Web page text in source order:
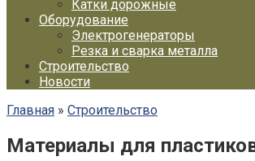
Катки дорожные
Оборудование
Электрогенераторы
Резка и сварка металла
Строительство
Новости
Главная » Строительство
Материалы для